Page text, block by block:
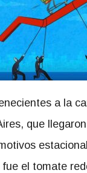
a la
que
el tomate